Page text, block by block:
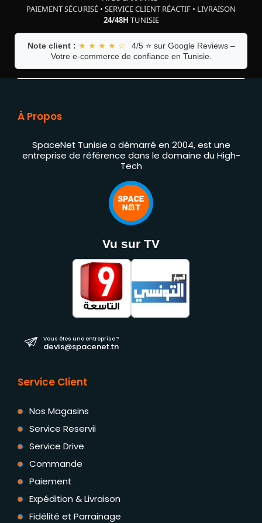
PAIEMENT SÉCURISÉ • SERVICE CLIENT RÉACTIF • LIVRAISON
24/48H TUNISIE
Note client : ★ ★ ★ ★ ☆
4/5 ⭐ sur Google Reviews –
Votre e-commerce de confiance en Tunisie.
À Propos
SpaceNet Tunisie a démarré en 2004, est une
entreprise de référence dans le domaine du High-
Tech
Vu sur TV
Vous êtes une entreprise ?
devis@spacenet.tn
Service Client
Nos Magasins
Service Reservii
Service Drive
Commande
Paiement
Expédition & Livraison
Fidélité et Parrainage